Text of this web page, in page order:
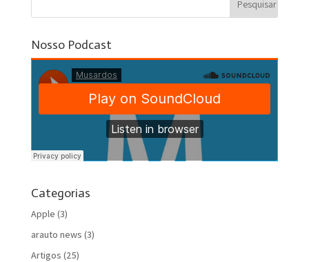
Nosso Podcast
Categorias
Apple (3)
arauto news (3)
Artigos (25)